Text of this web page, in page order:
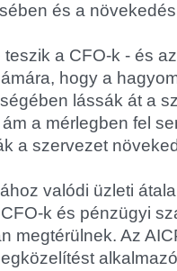
és a
a CFO-k - és
hogy a
lássák át a
a mérlegben fel
a szervezet
valódi üzleti
k és pénzügyi
megtérülnek. Az